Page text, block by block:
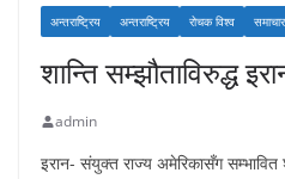
अन्तराष्ट्रिय अन्तराष्ट्रिय रोचक विश्व समाचार
शान्ति सम्झौताविरुद्ध
admin
इरान- संयुक्त राज्य अमेरिकासँग सम्भावित